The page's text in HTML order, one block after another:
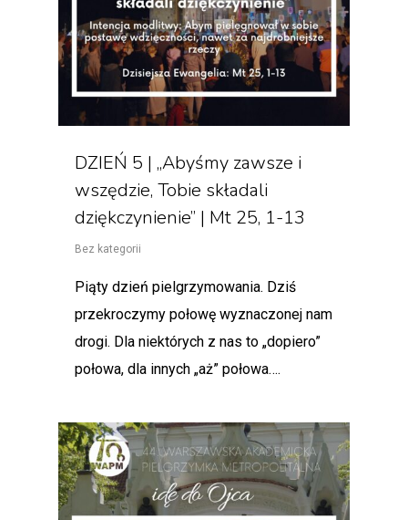
DZIEŃ 5 | „Abyśmy zawsze i
wszędzie, Tobie składali
dziękczynienie” | Mt 25, 1-13
Bez kategorii
Piąty dzień pielgrzymowania. Dziś
przekroczymy połowę wyznaczonej nam
drogi. Dla niektórych z nas to „dopiero”
połowa, dla innych „aż” połowa….